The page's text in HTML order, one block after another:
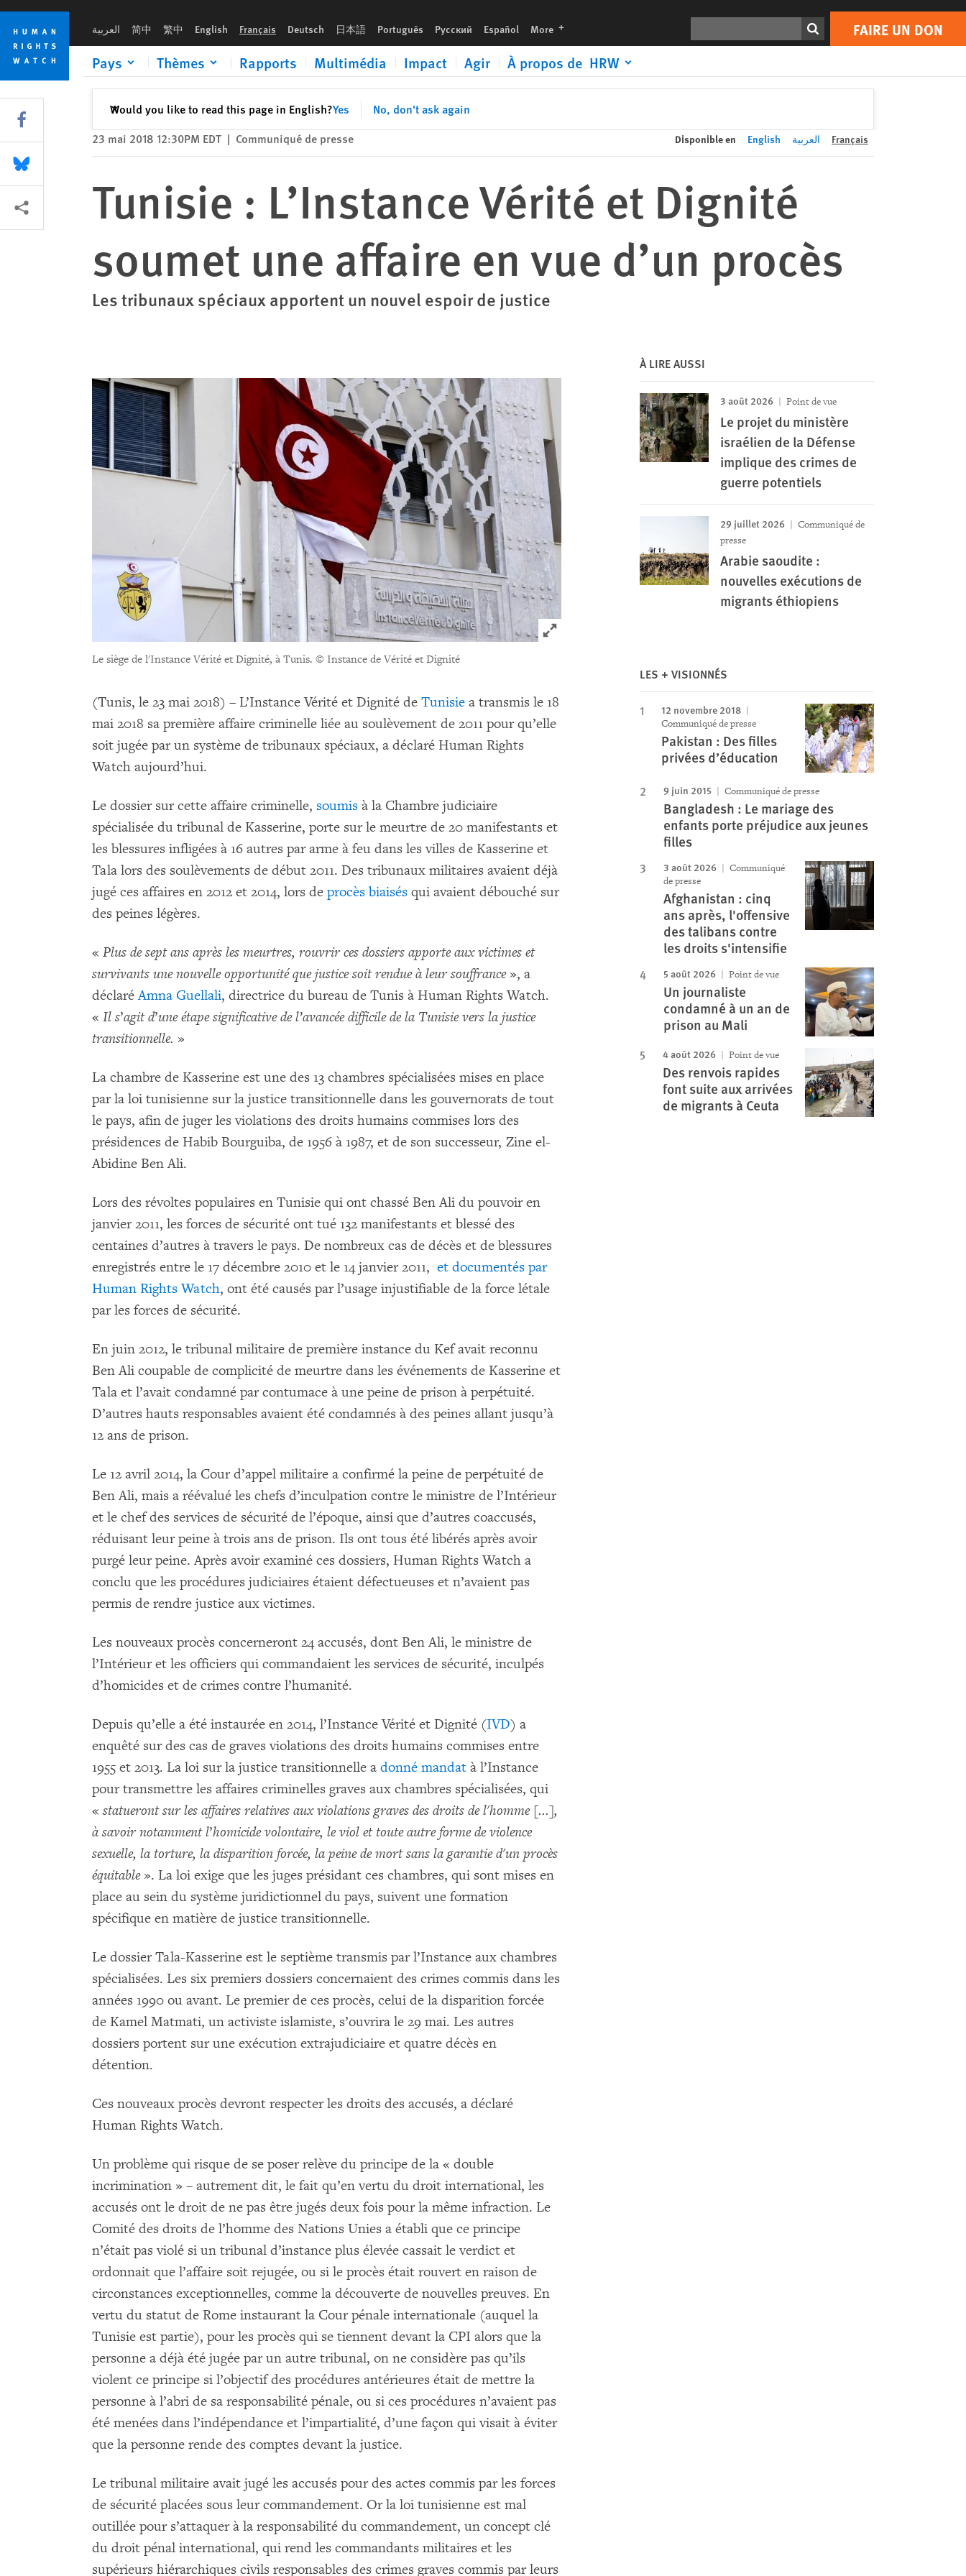
Skip
cookie
privacy
notice
Skip
main
content
العربية 简中 繁中 English Français Deutsch 日本語 Português Русский Español More languages FAIRE UN DON
Pays Thèmes Rapports Multimédia Impact Agir À propos de HRW
Would you like to read this page in English?Yes No, don't ask again
✕Fermer
Print FAIRE UN DON
23 mai 2018 12:30PM EDT | Communiqué de presse Disponible en English العربية Français
Tunisie : L’Instance Vérité et Dignité
soumet une affaire en vue d’un procès
Les tribunaux spéciaux apportent un nouvel espoir de justice
Click to expand Image
Le siège de l'Instance Vérité et Dignité, à Tunis. © Instance de Vérité et Dignité
(Tunis, le 23 mai 2018) – L’Instance Vérité et Dignité de Tunisie a transmis le 18
mai 2018 sa première affaire criminelle liée au soulèvement de 2011 pour qu’elle
soit jugée par un système de tribunaux spéciaux, a déclaré Human Rights
Watch aujourd’hui.
Le dossier sur cette affaire criminelle, soumis à la Chambre judiciaire
spécialisée du tribunal de Kasserine, porte sur le meurtre de 20 manifestants et
les blessures infligées à 16 autres par arme à feu dans les villes de Kasserine et
Tala lors des soulèvements de début 2011. Des tribunaux militaires avaient déjà
jugé ces affaires en 2012 et 2014, lors de procès biaisés qui avaient débouché sur
des peines légères.
« Plus de sept ans après les meurtres, rouvrir ces dossiers apporte aux victimes et
survivants une nouvelle opportunité que justice soit rendue à leur souffrance», a
déclaréAmna Guellali, directrice du bureau de Tunis à Human Rights Watch.
« Il s’agit d’une étape significative de l’avancée difficile de la Tunisie vers la justice
transitionnelle. »
La chambre de Kasserine est une des 13 chambres spécialisées mises en place
par la loi tunisienne sur la justice transitionnelle dans les gouvernorats de tout
le pays, afin de juger les violations des droits humains commises lors des
présidences de Habib Bourguiba, de 1956 à 1987, et de son successeur, Zine el-
Abidine Ben Ali.
Lors des révoltes populaires en Tunisie qui ont chassé Ben Ali du pouvoir en
janvier 2011, les forces de sécurité ont tué 132 manifestants et blessé des
centaines d’autres à travers le pays. De nombreux cas de décès et de blessures
enregistrés entre le 17 décembre 2010 et le 14 janvier 2011, et documentés par
Human Rights Watch, ont été causés par l’usage injustifiable de la force létale
par les forces de sécurité.
En juin 2012, le tribunal militaire de première instance du Kef avait reconnu
Ben Ali coupable de complicité de meurtre dans les événements de Kasserine et
Tala et l’avait condamné par contumace à une peine de prison à perpétuité.
D’autres hauts responsables avaient été condamnés à des peines allant jusqu’à
12 ans de prison.
Le 12 avril 2014, la Cour d’appel militaire a confirmé la peine de perpétuité de
Ben Ali, mais a réévalué les chefs d’inculpation contre le ministre de l’Intérieur
et le chef des services de sécurité de l’époque, ainsi que d’autres coaccusés,
réduisant leur peine à trois ans de prison. Ils ont tous été libérés après avoir
purgé leur peine. Après avoir examiné ces dossiers, Human Rights Watch a
conclu que les procédures judiciaires étaient défectueuses et n’avaient pas
permis de rendre justice aux victimes.
Les nouveaux procès concerneront 24 accusés, dont Ben Ali, le ministre de
l’Intérieur et les officiers qui commandaient les services de sécurité, inculpés
d’homicides et de crimes contre l’humanité.
Depuis qu’elle a été instaurée en 2014, l’Instance Vérité et Dignité (IVD) a
enquêté sur des cas de graves violations des droits humains commises entre
1955 et 2013. La loi sur la justice transitionnelle a donné mandat à l’Instance
pour transmettre les affaires criminelles graves aux chambres spécialisées, qui
« statueront sur les affaires relatives aux violations graves des droits de l'homme [...],
à savoir notamment l’homicide volontaire, le viol et toute autre forme de violence
sexuelle, la torture, la disparition forcée, la peine de mort sans la garantie d'un procès
équitable ». La loi exige que les juges présidant ces chambres, qui sont mises en
place au sein du système juridictionnel du pays, suivent une formation
spécifique en matière de justice transitionnelle.
Le dossier Tala-Kasserine est le septième transmis par l’Instance aux chambres
spécialisées. Les six premiers dossiers concernaient des crimes commis dans les
années 1990 ou avant. Le premier de ces procès, celui de la disparition forcée
de Kamel Matmati, un activiste islamiste, s’ouvrira le 29 mai. Les autres
dossiers portent sur une exécution extrajudiciaire et quatre décès en
détention.
Ces nouveaux procès devront respecter les droits des accusés, a déclaré
Human Rights Watch.
Un problème qui risque de se poser relève du principe de la « double
incrimination » – autrement dit, le fait qu’en vertu du droit international, les
accusés ont le droit de ne pas être jugés deux fois pour la même infraction. Le
Comité des droits de l’homme des Nations Unies a établi que ce principe
n’était pas violé si un tribunal d’instance plus élevée cassait le verdict et
ordonnait que l’affaire soit rejugée, ou si le procès était rouvert en raison de
circonstances exceptionnelles, comme la découverte de nouvelles preuves. En
vertu du statut de Rome instaurant la Cour pénale internationale (auquel la
Tunisie est partie), pour les procès qui se tiennent devant la CPI alors que la
personne a déjà été jugée par un autre tribunal, on ne considère pas qu’ils
violent ce principe si l’objectif des procédures antérieures était de mettre la
personne à l’abri de sa responsabilité pénale, ou si ces procédures n’avaient pas
été menées dans l’indépendance et l’impartialité, d’une façon qui visait à éviter
que la personne rende des comptes devant la justice.
Le tribunal militaire avait jugé les accusés pour des actes commis par les forces
de sécurité placées sous leur commandement. Or la loi tunisienne est mal
outillée pour s’attaquer à la responsabilité du commandement, un concept clé
du droit pénal international, qui rend les commandants militaires et les
supérieurs hiérarchiques civils responsables des crimes graves commis par leurs
À LIRE AUSSI
3 août 2026 Point de vue
Le projet du ministère
israélien de la Défense
implique des crimes de
guerre potentiels
29 juillet 2026
Communiqué de
presse
Arabie saoudite :
nouvelles exécutions de
migrants éthiopiens
LES + VISIONNÉS
12 novembre 2018
Communiqué de presse
Pakistan : Des filles
privées d’éducation
9 juin 2015 Communiqué de presse
Bangladesh : Le mariage des
enfants porte préjudice aux jeunes
filles
3 août 2026
Communiqué
de presse
Afghanistan : cinq
ans après, l'offensive
des talibans contre
les droits s'intensifie
5 août 2026 Point de vue
Un journaliste
condamné à un an de
prison au Mali
4 août 2026 Point de vue
Des renvois rapides
font suite aux arrivées
de migrants à Ceuta
Share this via Facebook
Share this via Bluesky
Share this via Partagez